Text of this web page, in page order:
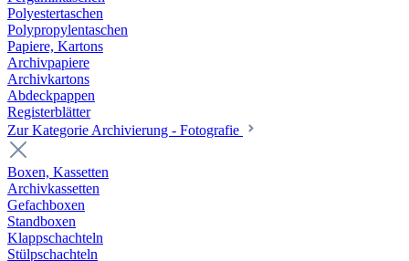
Polyestertaschen
Polypropylentaschen
Papiere, Kartons
Archivpapiere
Archivkartons
Abdeckpappen
Registerblätter
Zur Kategorie Archivierung - Fotografie
Boxen, Kassetten
Archivkassetten
Gefachboxen
Standboxen
Klappschachteln
Stülpschachteln